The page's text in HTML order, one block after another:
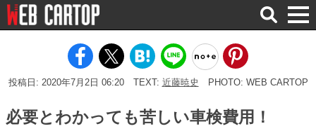
検
索
投稿日: 2020年7月2日 06:20 TEXT: 近藤暁史 PHOTO: WEB CARTOP
必要とわかっても苦しい車検費用！